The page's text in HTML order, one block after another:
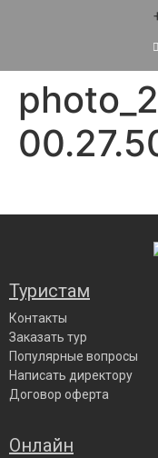
Онлайн
Туристам
Контакты
Заказать тур
Популярные вопросы
Написать директору
Договор оферта